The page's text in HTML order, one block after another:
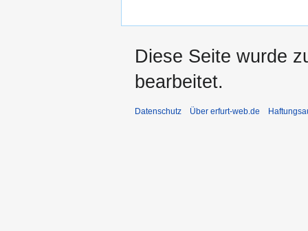
Diese Seite wurde
bearbeitet.
Datenschutz Über erfurt-web.de